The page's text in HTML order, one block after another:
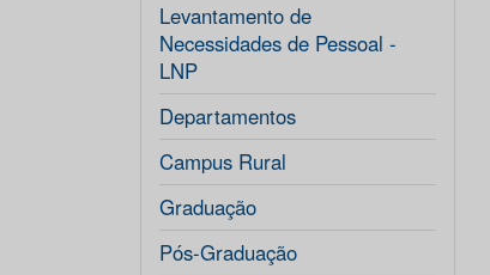
Levantamento de
Necessidades de Pessoal -
LNP
Departamentos
Campus Rural
Graduação
Pós-Graduação